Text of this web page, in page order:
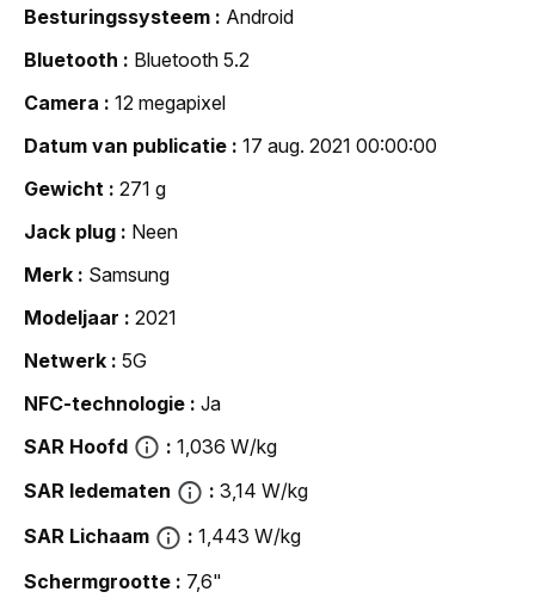
Besturingssysteem
Android
Bluetooth
Bluetooth 5.2
Camera
12 megapixel
Datum van publicatie
17 aug. 2021 00:00:00
Gewicht
271 g
Jack plug
Neen
Merk
Samsung
Modeljaar
2021
Netwerk
5G
NFC-technologie
Ja
SAR Hoofd
1,036 W/kg
SAR ledematen
3,14 W/kg
SAR Lichaam
1,443 W/kg
Schermgrootte
7,6"